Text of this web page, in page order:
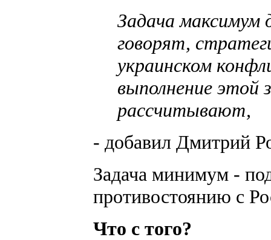
Задача максимум
говорят,
украинском
выполнение этой
рассчитывают,
- добавил Дмитрий
Задача минимум -
противостоянию с
Что с того?